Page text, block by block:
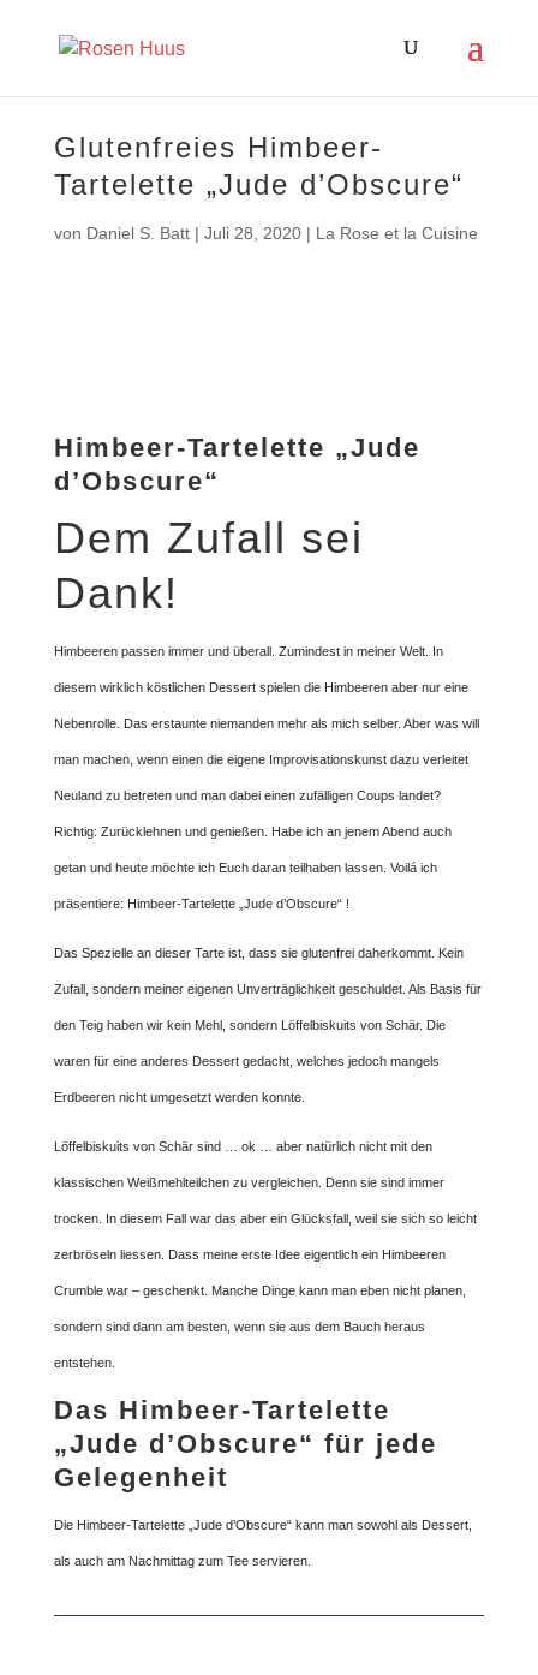
Glutenfreies Himbeer-
Tartelette „Jude d’Obscure“
von Daniel S. Batt| Juli 28, 2020| La Rose et la Cuisine
Himbeer-Tartelette „Jude
d’Obscure“
Dem Zufall sei
Dank!
Himbeeren passen immer und überall. Zumindest in meiner Welt. In
diesem wirklich köstlichen Dessert spielen die Himbeeren aber nur eine
Nebenrolle. Das erstaunte niemanden mehr als mich selber. Aber was will
man machen, wenn einen die eigene Improvisationskunst dazu verleitet
Neuland zu betreten und man dabei einen zufälligen Coups landet?
Richtig: Zurücklehnen und genießen. Habe ich an jenem Abend auch
getan und heute möchte ich Euch daran teilhaben lassen. Voilá ich
präsentiere: Himbeer-Tartelette „Jude d’Obscure“ !
Das Spezielle an dieser Tarte ist, dass sie glutenfrei daherkommt. Kein
Zufall, sondern meiner eigenen Unverträglichkeit geschuldet. Als Basis für
den Teig haben wir kein Mehl, sondern Löffelbiskuits von Schär. Die
waren für eine anderes Dessert gedacht, welches jedoch mangels
Erdbeeren nicht umgesetzt werden konnte.
Löffelbiskuits von Schär sind … ok … aber natürlich nicht mit den
klassischen Weißmehlteilchen zu vergleichen. Denn sie sind immer
trocken. In diesem Fall war das aber ein Glücksfall, weil sie sich so leicht
zerbröseln liessen. Dass meine erste Idee eigentlich ein Himbeeren
Crumble war – geschenkt. Manche Dinge kann man eben nicht planen,
sondern sind dann am besten, wenn sie aus dem Bauch heraus
entstehen.
Das Himbeer-Tartelette
„Jude d’Obscure“ für jede
Gelegenheit
Die Himbeer-Tartelette „Jude d’Obscure“ kann man sowohl als Dessert,
als auch am Nachmittag zum Tee servieren.